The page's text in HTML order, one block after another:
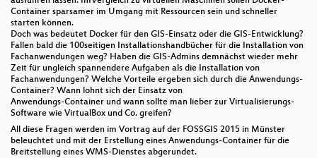
Container sparsamer im Umgang mit Ressourcen sein und schneller
starten können.
Doch was bedeutet Docker für den GIS-Einsatz oder die GIS-Entwicklung?
Fallen bald die 100seitigen Installationshandbücher für die Installation von
Fachanwendungen weg? Haben die GIS-Admins demnächst wieder mehr
Zeit für ungleich spannendere Aufgaben als die Installation von
Fachanwendungen? Welche Vorteile ergeben sich durch die Anwendungs-
Container? Wann lohnt sich der Einsatz von
Anwendungs-Container und wann sollte man lieber zur Virtualisierungs-
Software wie VirtualBox und Co. greifen?
All diese Fragen werden im Vortrag auf der FOSSGIS 2015 in Münster
beleuchtet und mit der Erstellung eines Anwendungs-Container für die
Breitstellung eines WMS-Dienstes abgerundet.